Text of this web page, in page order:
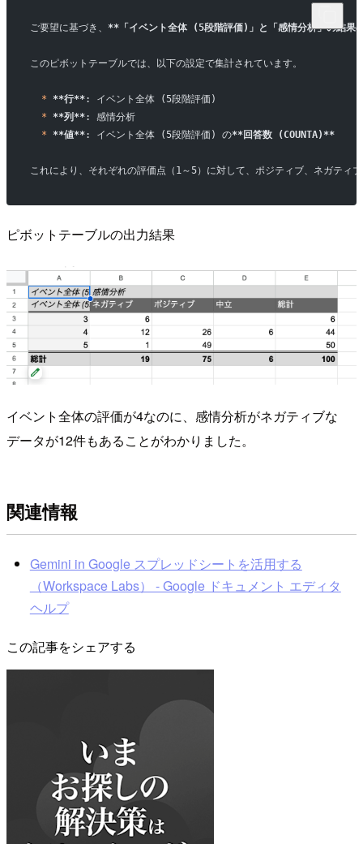
ご要望に基づき、 **「イベント全体 (5段階評価)」と「感情分析」の結果
このピボットテーブルでは、以下の設定で集計されています。
  *
**行**: イベント全体 (5段階評価)
  *
**列**: 感情分析
  *
**値**: イベント全体 (5段階評価) の**回答数 (COUNTA)**
これにより、それぞれの評価点（1～5）に対して、ポジティブ、ネガティ
ピボットテーブルの出力結果
イベント全体の評価が4なのに、感情分析がネガティブな
データが12件もあることがわかりました。
関連情報
Gemini in Google スプレッドシートを活用する
（Workspace Labs） - Google ドキュメント エディタ
ヘルプ
この記事をシェアする